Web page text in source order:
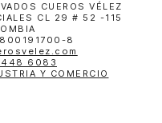
CUEROS VÉLEZ
CL 29 # 52 -115
8
448 6083
Y COMERCIO